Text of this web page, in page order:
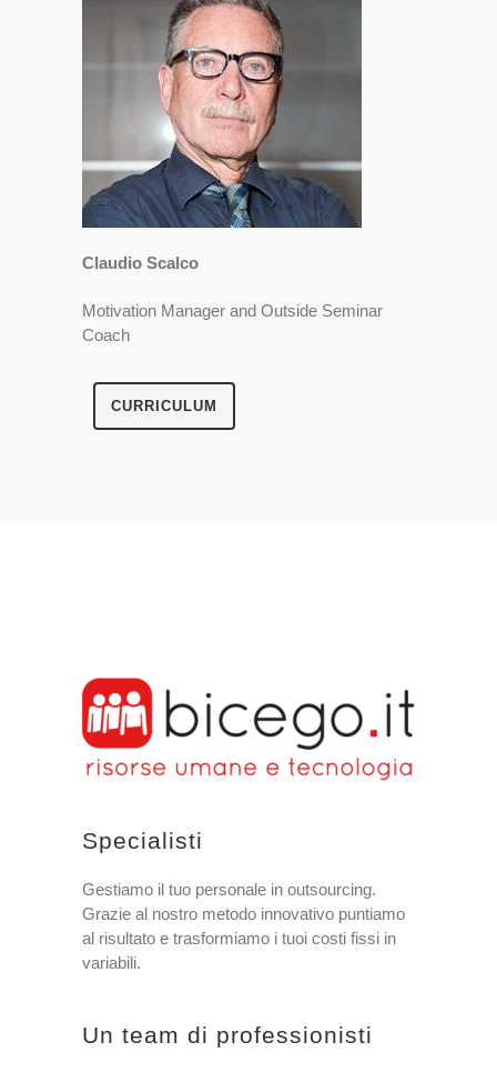
Claudio Scalco
Motivation Manager and Outside Seminar
Coach
CURRICULUM
Specialisti
Gestiamo il tuo personale in outsourcing.
Grazie al nostro metodo innovativo puntiamo
al risultato e trasformiamo i tuoi costi fissi in
variabili.
Un team di professionisti